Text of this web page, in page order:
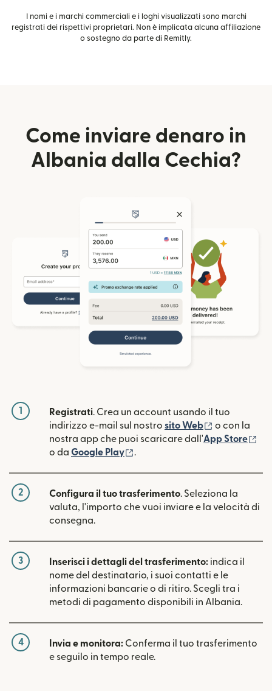
I nomi e i marchi commerciali e i loghi visualizzati sono marchi
registrati dei rispettivi proprietari. Non è implicata alcuna affiliazione
o sostegno da parte di Remitly.
Come inviare denaro in
Albania dalla Cechia?
1 Registrati. Crea un account usando il tuo
indirizzo e-mail sul nostro sito Web (si apre in
o con la
nostra app che puoi scaricare dall'App Store
o da Google Play (si apre in una nuova finestra)
.
2 Configura il tuo trasferimento. Seleziona la
valuta, l'importo che vuoi inviare e la velocità di
consegna.
3 Inserisci i dettagli del trasferimento: indica il
nome del destinatario, i suoi contatti e le
informazioni bancarie o di ritiro. Scegli tra i
metodi di pagamento disponibili in Albania.
4 Invia e monitora: Conferma il tuo trasferimento
e seguilo in tempo reale.